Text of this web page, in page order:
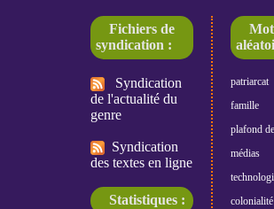
Fichiers de
syndication :
Syndication
de l'actualité du
genre
Syndication
des textes en ligne
Statistiques :
patriarcat
famille
plafond
médias
colonialité